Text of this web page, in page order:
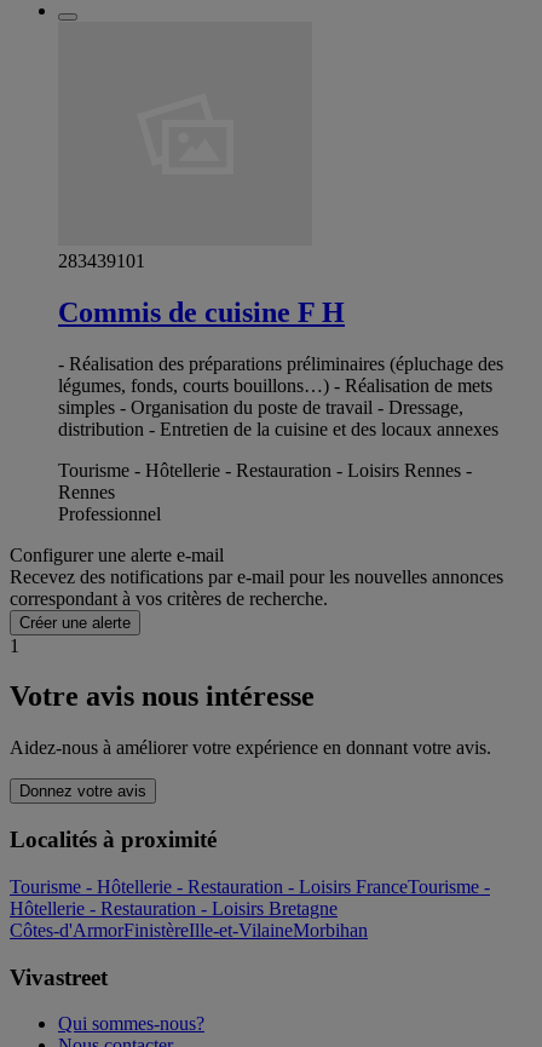
283439101
Commis de cuisine F H
- Réalisation des préparations préliminaires (épluchage des
légumes, fonds, courts bouillons…) - Réalisation de mets
simples - Organisation du poste de travail - Dressage,
distribution - Entretien de la cuisine et des locaux annexes
Tourisme - Hôtellerie - Restauration - Loisirs Rennes -
Rennes
Professionnel
Configurer une alerte e-mail
Recevez des notifications par e-mail pour les nouvelles annonces
correspondant à vos critères de recherche.
Créer une alerte
1
Votre avis nous intéresse
Aidez-nous à améliorer votre expérience en donnant votre avis.
Donnez votre avis
Localités à proximité
Tourisme - Hôtellerie - Restauration - Loisirs FranceTourisme -
Hôtellerie - Restauration - Loisirs Bretagne
Côtes-d'ArmorFinistèreIlle-et-VilaineMorbihan
Vivastreet
Qui sommes-nous?